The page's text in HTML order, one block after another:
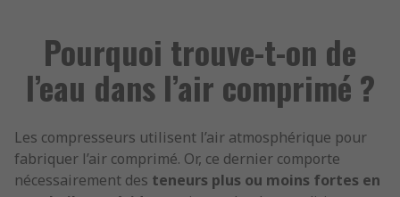
Pourquoi trouve-t-on de
l’eau dans l’air comprimé ?
Les compresseurs utilisent l’air atmosphérique pour
fabriquer l’air comprimé. Or, ce dernier comporte
nécessairement des teneurs plus ou moins fortes en